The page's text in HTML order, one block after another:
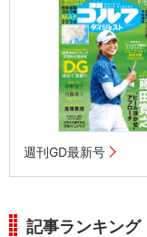
週刊GD最新号
記事ランキング